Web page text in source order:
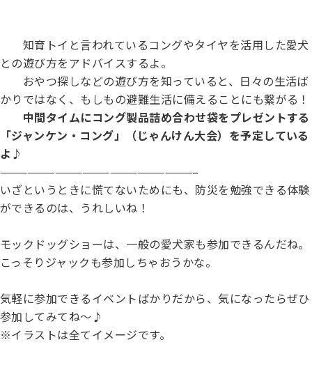
知育トイと言われているコングやタイヤを活用した愛犬
との遊び方をアドバイスするよ。
おやつ探しなどの遊び方を知っていると、日々の生活ば
かりではなく、もしもの避難生活に備えることにも繋がる！
中間タイムにコング製品詰め合わせ袋をプレゼントする
「ジャンケン・コング」（じゃんけん大会）を予定している
よ♪
—————————————————————–
いざというときに慌てないためにも、防災を勉強できる体験
ができるのは、うれしいね！
モックドッグショーは、一般の愛犬家も参加できるんだね。
こっそりジャックも参加しちゃおうかな。
気軽に参加できるイベントばかりだから、気になったらぜひ
参加してみてね～♪
※イラストは全てイメージです。